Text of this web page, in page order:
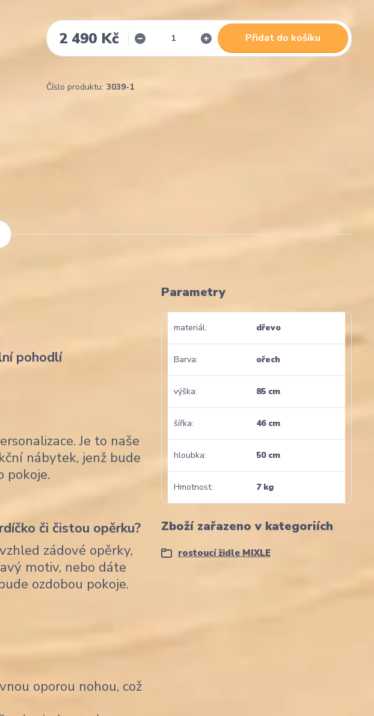
2 490 Kč Přidat do košíku
Číslo produktu: 3039-1
pohodlí
Je to naše
nábytek, jenž bude
pokoje.
či čistou opěrku?
zádové opěrky,
motiv, nebo dáte
ozdobou pokoje.
oporou nohou, což
Parametry
materiál dřevo
Barva ořech
výška 85 cm
šířka 46 cm
hloubka 50 cm
Hmotnost 7 kg
Zboží zařazeno v kategoriích
rostoucí židle MIXLE